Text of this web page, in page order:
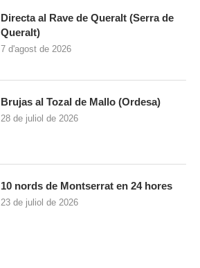
Directa al Rave de Queralt (Serra de
Queralt)
7 d'agost de 2026
Brujas al Tozal de Mallo (Ordesa)
28 de juliol de 2026
10 nords de Montserrat en 24 hores
23 de juliol de 2026